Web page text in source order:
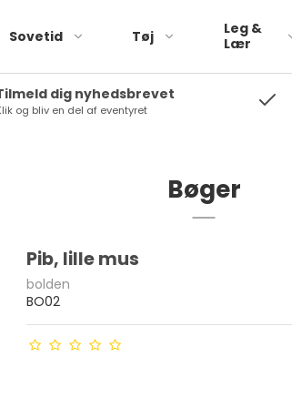
Pargaard
Rammelaartje
SOkind
Saga copenhagen
Sovetid Tøj
Leg &
Lær
Bamser
dig nyhedsbrevet
og bliv en del af eventyret
Bøger
Pib, lille mus
bolden
BO02